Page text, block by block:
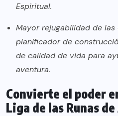
Espiritual.
Mayor rejugabilidad de las
planificador de
de calidad de vida para
aventura.
Convierte el poder
Liga de las Runas